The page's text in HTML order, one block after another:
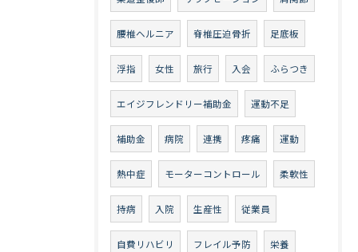
腰椎ヘルニア 脊椎圧迫骨折 足底板
浮指 女性 旅行 入会 ふらつき
エイジフレンドリー補助金 運動不足
補助金 病院 連携 疼痛 運動
熱中症 モーターコントロール 柔軟性
持病 入院 生産性 従業員
自費リハビリ フレイル予防 栄養